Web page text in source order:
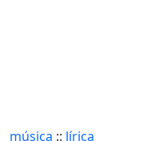
música :: lírica